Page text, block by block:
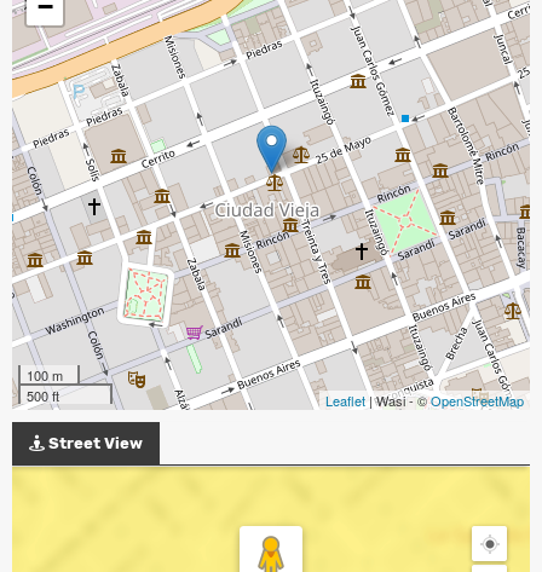
−
100 m
500 ft
Leaflet | Wasi - ©OpenStreetMap
Street View